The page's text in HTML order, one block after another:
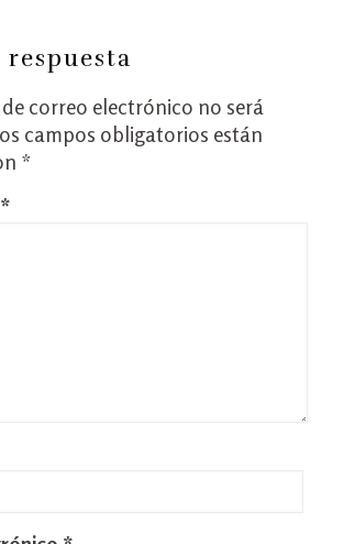
respuesta
correo electrónico no será
campos obligatorios están
*
*